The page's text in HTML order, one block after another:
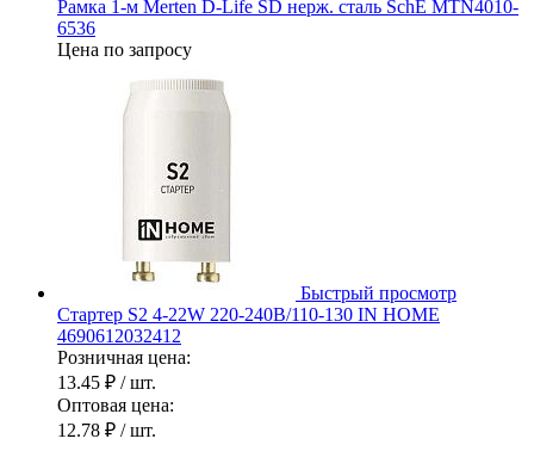
Рамка 1-м Merten D-Life SD нерж. сталь SchE MTN4010-
6536
Цена по запросу
Быстрый просмотр
Стартер S2 4-22W 220-240В/110-130 IN HOME
4690612032412
Розничная цена:
13.45 ₽ / шт.
Оптовая цена:
12.78 ₽ / шт.